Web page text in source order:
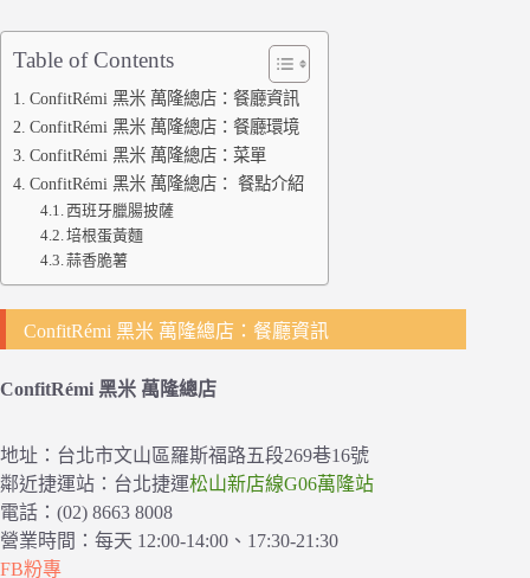
Table of Contents
ConfitRémi 黑米 萬隆總店：餐廳資訊
ConfitRémi 黑米 萬隆總店：餐廳環境
ConfitRémi 黑米 萬隆總店：菜單
ConfitRémi 黑米 萬隆總店： 餐點介紹
西班牙臘腸披薩
培根蛋黃麵
蒜香脆薯
ConfitRémi 黑米 萬隆總店：餐廳資訊
ConfitRémi 黑米 萬隆總店
地址：台北市文山區羅斯福路五段269巷16號
鄰近捷運站：台北捷運松山新店線G06萬隆站
電話：(02) 8663 8008
營業時間：每天 12:00-14:00、17:30-21:30
FB粉專